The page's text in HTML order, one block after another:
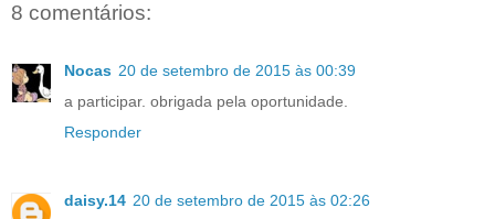
8 comentários:
Nocas 20 de setembro de 2015 às 00:39
a participar. obrigada pela oportunidade.
Responder
daisy.14 20 de setembro de 2015 às 02:26